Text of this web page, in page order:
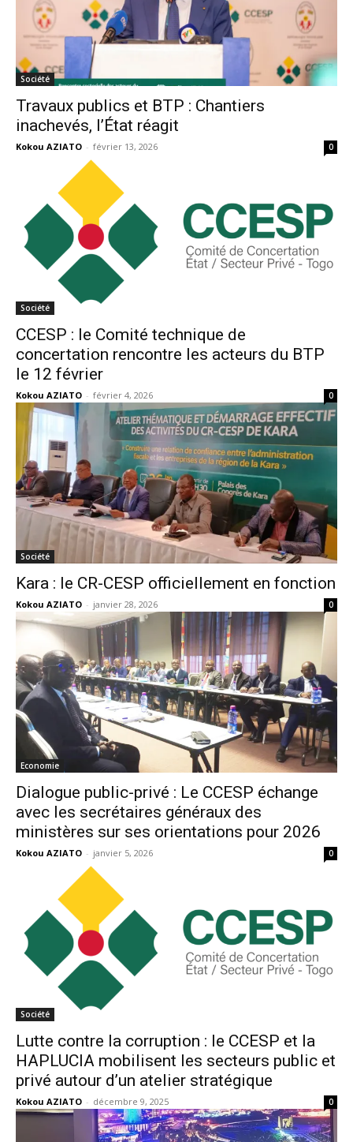
Société
Travaux publics et BTP : Chantiers
inachevés, l’État réagit
Kokou AZIATO - février 13, 2026 0
Société
CCESP : le Comité technique de
concertation rencontre les acteurs du BTP
le 12 février
Kokou AZIATO - février 4, 2026 0
Société
Kara : le CR-CESP officiellement en fonction
Kokou AZIATO - janvier 28, 2026 0
Economie
Dialogue public-privé : Le CCESP échange
avec les secrétaires généraux des
ministères sur ses orientations pour 2026
Kokou AZIATO - janvier 5, 2026 0
Société
Lutte contre la corruption : le CCESP et la
HAPLUCIA mobilisent les secteurs public et
privé autour d’un atelier stratégique
Kokou AZIATO - décembre 9, 2025 0